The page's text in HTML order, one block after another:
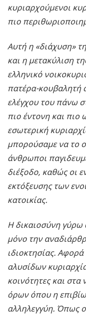
κυριαρχούμενοι
πιο
Αυτή η «διάχυση»
και η μετακύλιση
ελληνικό
πατέρα-κουβαλητή
ελέγχου του πάνω
πιο έντονη και πιο
εσωτερική
μπορούσαμε να το
άνθρωποι
διέξοδο, καθώς οι
εκτόξευσης των
κατοικίας.
Η δικαιοσύνη γύρω
μόνο την
ιδιοκτησίας.
αλυσίδων
κοινότητες και στα
όρων όπου η
αλληλεγγύη. Όπως